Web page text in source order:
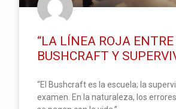
“LA LÍNEA ROJA ENTRE
BUSHCRAFT Y
“El Bushcraft es la escuela; la
examen. En la naturaleza, los